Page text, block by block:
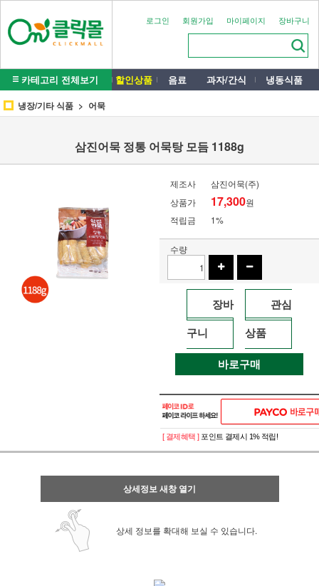
로그인 회원가입 마이페이지 장바구니
카테고리 전체보기 할인상품 음료 과자/간식 냉동식품
냉장/기타 식품 어묵
삼진어묵 정통 어묵탕 모듬 1188g
제조사
삼진어묵(주)
상품가
17,300원
적립금
1%
수량
장바
구니
관심
상품
바로구매
[ 결제혜택 ] 포인트 결제시 1% 적립!
상세정보 새창 열기
상세 정보를 확대해 보실 수 있습니다.